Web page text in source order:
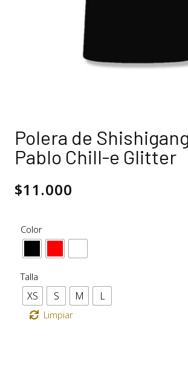
Polera de
Pablo Chill-e Glitter
$11.000
Color
Talla
XS S M L
Limpiar